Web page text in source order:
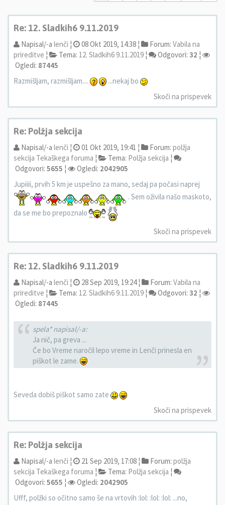
Re: 12. Sladkih6 9.11.2019
Napisal/-a lenči ¦ 08 Okt 2019, 14:38 ¦ Forum: Vabila na
prireditve ¦ Tema: 12. Sladkih6 9.11.2019 ¦ Odgovori: 32 ¦
Ogledi: 87445
Razmišljam, razmišljam....
...nekaj bo
Skoči na prispevek
Re: Polžja sekcija
Napisal/-a lenči ¦ 01 Okt 2019, 19:41 ¦ Forum: polžja
sekcija Tekaškega foruma ¦ Tema: Polžja sekcija ¦
Odgovori: 5655 ¦ Ogledi: 2042905
Jupiiii, prvih 5 km je uspešno za mano, sedaj pa počasi naprej
. Sem oživila našo maskoto,
da se me bo prepoznalo
Skoči na prispevek
Re: 12. Sladkih6 9.11.2019
Napisal/-a lenči ¦ 28 Sep 2019, 19:24 ¦ Forum: Vabila na
prireditve ¦ Tema: 12. Sladkih6 9.11.2019 ¦ Odgovori: 32 ¦
Ogledi: 87445
spela* napisal/-a:
Ja nič, pa greva ...
Če bo Vreme naročil lepo vreme in Lenči prinesla en
piškot le zame.
Seveda dobiš piškot samo zate
Skoči na prispevek
Re: Polžja sekcija
Napisal/-a lenči ¦ 21 Sep 2019, 17:08 ¦ Forum: polžja
sekcija Tekaškega foruma ¦ Tema: Polžja sekcija ¦
Odgovori: 5655 ¦ Ogledi: 2042905
Ufff, polžki so očitno samo še na vrtovih :lol: :lol: :lol: ...no,